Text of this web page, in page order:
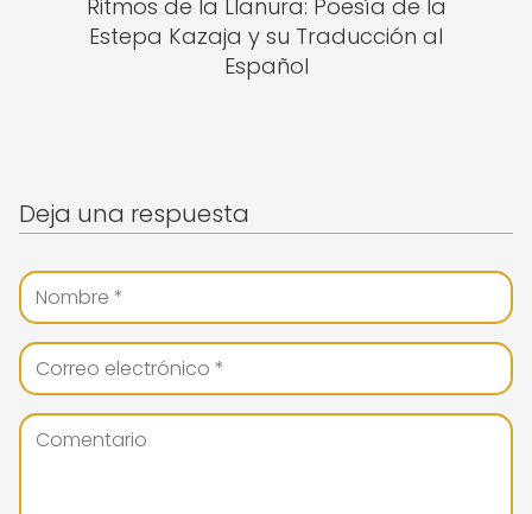
Ritmos de la Llanura: Poesía de la
Estepa Kazaja y su Traducción al
Español
Deja una respuesta